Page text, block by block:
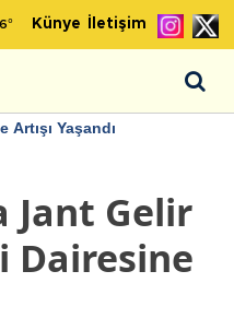
° Künye İletişim
Artışı Yaşandı
Jant Gelir
Dairesine